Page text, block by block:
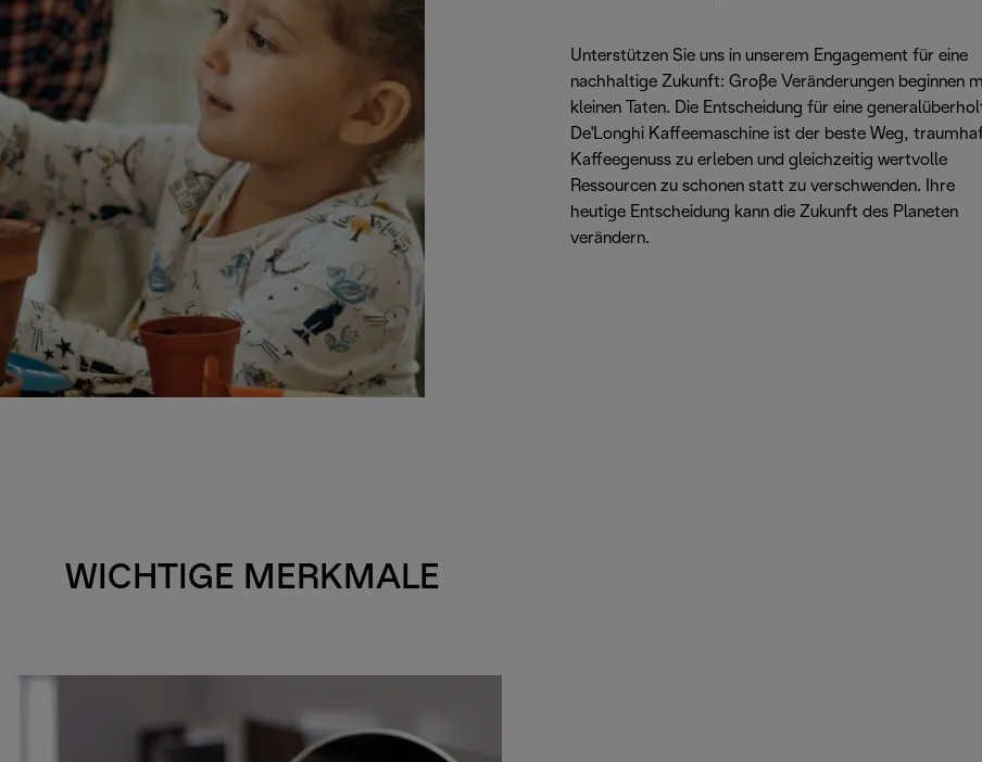
Unterstützen Sie uns in unserem Engagement für eine
nachhaltige Zukunft: Große Veränderungen beginnen
kleinen Taten. Die Entscheidung für eine
De'Longhi Kaffeemaschine ist der beste Weg,
Kaffeegenuss zu erleben und gleichzeitig wertvolle
Ressourcen zu schonen statt zu verschwenden. Ihre
heutige Entscheidung kann die Zukunft des Planeten
verändern.
WICHTIGE MERKMALE